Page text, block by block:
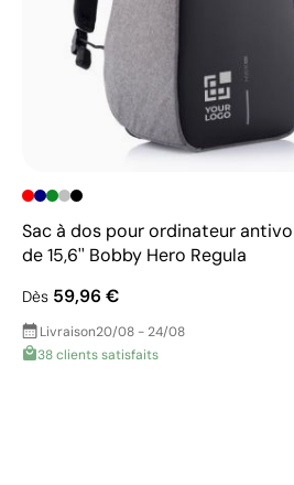
Sac à dos pour ordinateur
de 15,6'' Bobby Hero Regula
Dès 59,96 €
Livraison20/08 - 24/08
38 clients satisfaits